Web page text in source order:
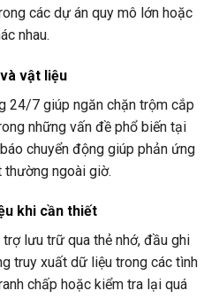
các dự án quy mô lớn hoặc
nhau.
vật liệu
24/7 giúp ngăn chặn trộm cắp
những vấn đề phổ biến tại
chuyển động giúp phản ứng
thường ngoài giờ.
khi cần thiết
trợ lưu trữ qua thẻ nhớ, đầu ghi
truy xuất dữ liệu trong các tình
chấp hoặc kiểm tra lại quá